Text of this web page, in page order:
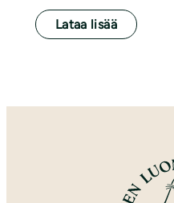
Lataa lisää